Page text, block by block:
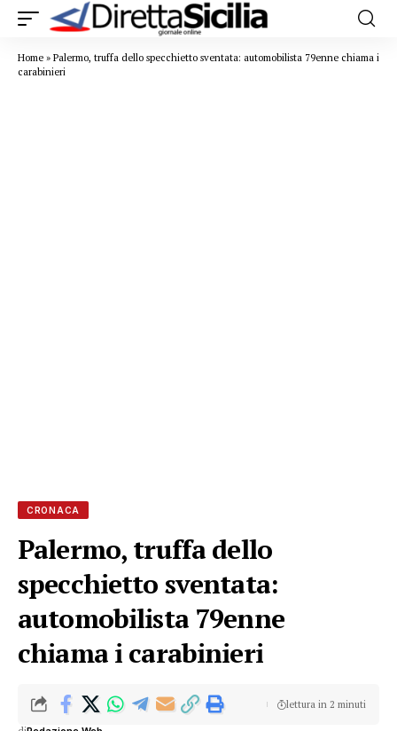
Home » Palermo, truffa dello specchietto sventata: automobilista 79enne chiama i
carabinieri
CRONACA
Palermo, truffa dello
specchietto sventata:
automobilista 79enne
chiama i carabinieri
lettura in 2 minuti